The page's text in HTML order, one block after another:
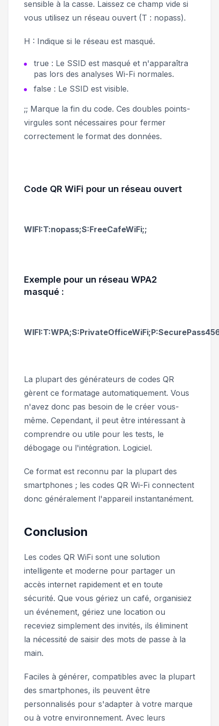
sensible à la casse. Laissez ce champ vide si
vous utilisez un réseau ouvert (T : nopass).
H : Indique si le réseau est masqué.
true : Le SSID est masqué et n'apparaîtra
pas lors des analyses Wi-Fi normales.
false : Le SSID est visible.
;; Marque la fin du code. Ces doubles points-
virgules sont nécessaires pour fermer
correctement le format des données.
Code QR WiFi pour un réseau ouvert
WIFI:T:nopass;S:FreeCafeWiFi;;
Exemple pour un réseau WPA2
masqué :
La plupart des générateurs de codes QR
gèrent ce formatage automatiquement. Vous
n'avez donc pas besoin de le créer vous-
même. Cependant, il peut être intéressant à
comprendre ou utile pour les tests, le
débogage ou l'intégration. Logiciel.
Ce format est reconnu par la plupart des
smartphones ; les codes QR Wi-Fi connectent
donc généralement l'appareil instantanément.
Conclusion
Les codes QR WiFi sont une solution
intelligente et moderne pour partager un
accès internet rapidement et en toute
sécurité. Que vous gériez un café, organisiez
un événement, gériez une location ou
receviez simplement des invités, ils éliminent
la nécessité de saisir des mots de passe à la
main.
Faciles à générer, compatibles avec la plupart
des smartphones, ils peuvent être
personnalisés pour s'adapter à votre marque
ou à votre environnement. Avec leurs